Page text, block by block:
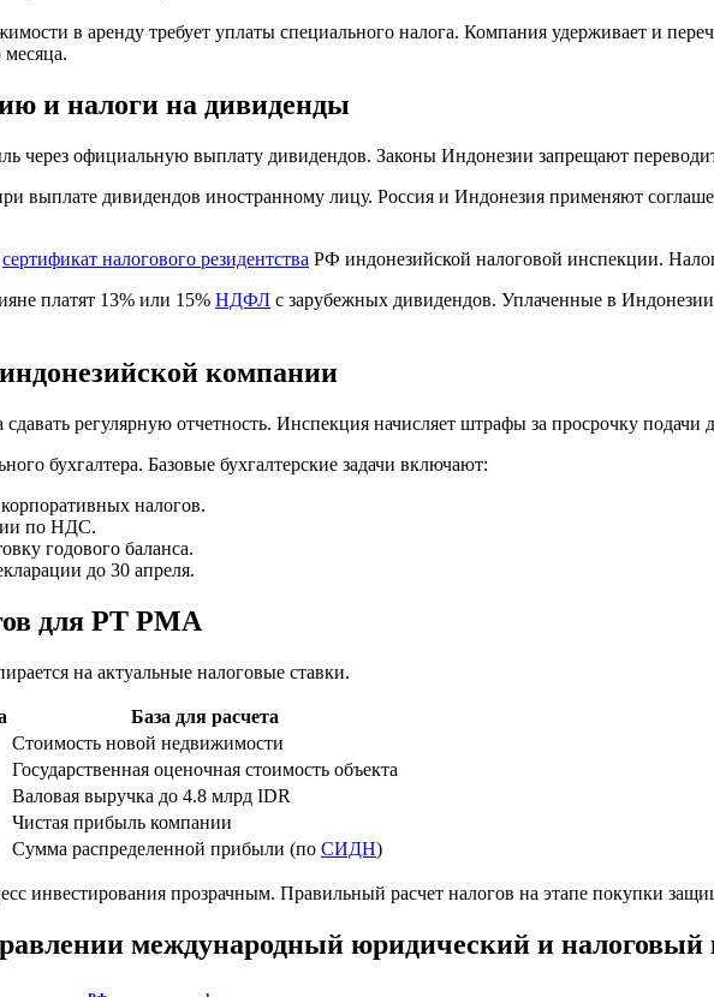
в аренду требует уплаты специального налога. Компания удерживает и
и налоги на дивиденды
через официальную выплату дивидендов. Законы Индонезии запрещают
выплате дивидендов иностранному лицу. Россия и Индонезия применяют
сертификат налогового резидентства РФ индонезийской налоговой инспекции.
платят 13% или 15% НДФЛ с зарубежных дивидендов. Уплаченные в
компании
регулярную отчетность. Инспекция начисляет штрафы за просрочку подачи
бухгалтера. Базовые бухгалтерские задачи включают:
налогов.
по НДС.
годового баланса.
до 30 апреля.
для PT PMA
на актуальные налоговые ставки.
База для расчета
Стоимость новой недвижимости
Государственная оценочная стоимость объекта
Валовая выручка до 4.8 млрд IDR
Чистая прибыль компании
Сумма распределенной прибыли (по СИДН)
инвестирования прозрачным. Правильный расчет налогов на этапе покупки
международный юридический и налоговый